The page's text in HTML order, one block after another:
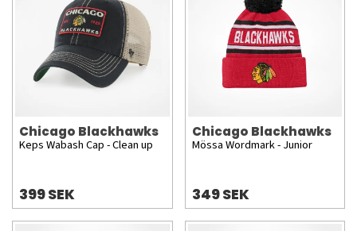
Chicago Blackhawks
Keps Wabash Cap - Clean up
399 SEK
Chicago Blackhawks
Mössa Wordmark - Junior
349 SEK